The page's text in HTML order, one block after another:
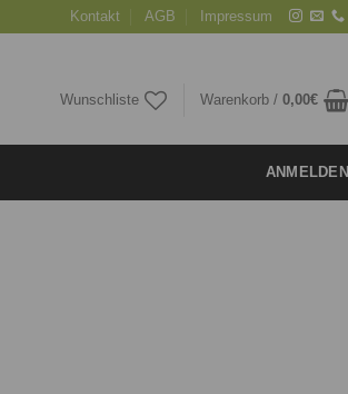
Kontakt AGB Impressum
Wunschliste Warenkorb / 0,00€
ANMELDEN